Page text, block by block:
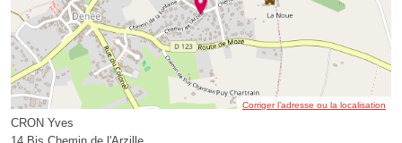
Corriger l’adresse ou la localisation
CRON Yves